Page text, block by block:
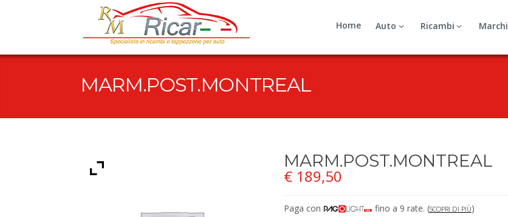
Home Auto Ricambi Marchi
MARM.POST.MONTREAL
MARM.POST.MONTREAL
€ 189,50
Paga con fino a 9 rate. (SCOPRI DI PIÙ)